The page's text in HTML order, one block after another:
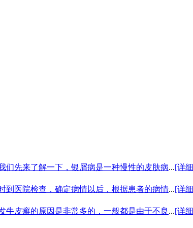
们先来了解一下，银屑病是一种慢性的皮肤病...[详
到医院检查，确定病情以后，根据患者的病情...[详
皮癣的原因是非常多的，一般都是由于不良 ...[详